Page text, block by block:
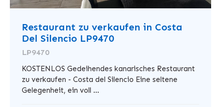
Restaurant zu verkaufen in Costa
Del Silencio LP9470
LP9470
KOSTENLOS Gedeihendes kanarisches Restaurant
zu verkaufen - Costa del Silencio Eine seltene
Gelegenheit, ein voll ...